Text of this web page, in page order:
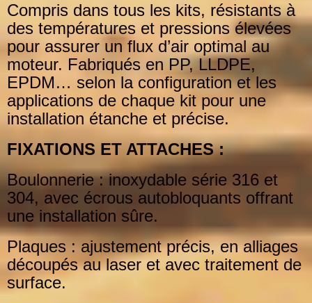
Compris dans tous les kits, résistants à
des températures et pressions élevées
pour assurer un flux d’air optimal au
moteur. Fabriqués en PP, LLDPE,
EPDM… selon la configuration et les
applications de chaque kit pour une
installation étanche et précise.
FIXATIONS ET ATTACHES :
Boulonnerie : inoxydable série 316 et
304, avec écrous autobloquants offrant
une installation sûre.
Plaques : ajustement précis, en alliages
découpés au laser et avec traitement de
surface.